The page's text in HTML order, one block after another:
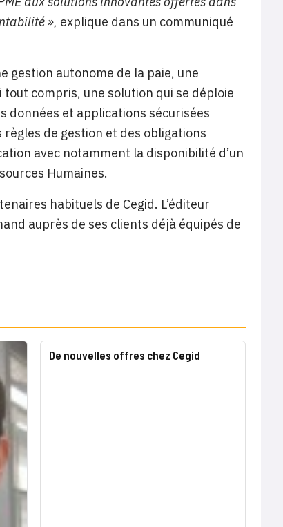
», explique dans un communiqué
gestion autonome de la paie, une
compris, une solution qui se déploie
données et applications sécurisées
de gestion et des obligations
avec notamment la disponibilité d’un
Humaines.
habituels de Cegid. L’éditeur
auprès de ses clients déjà équipés de
De nouvelles offres chez Cegid